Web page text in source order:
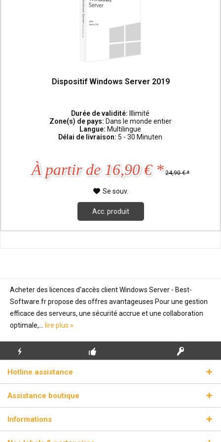
Dispositif Windows Server 2019
Durée de validité:
Illimité
Zone(s) de pays: Dans le monde entier
Langue: Multilingue
Délai de livraison: 5 - 30 Minuten
À partir de 16,90 € * 24,90 € *
Se souv.
Acc. produit
Acheter des licences d'accès client Windows Server - Best-
Software.fr propose des offres avantageuses Pour une gestion
efficace des serveurs, une sécurité accrue et une collaboration
optimale,...
lire plus »
ÉCLAIR
Hotline assistance
Assistance boutique
Informations